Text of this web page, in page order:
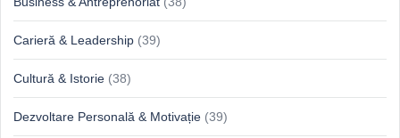
Carieră & Leadership (39)
Cultură & Istorie (38)
Dezvoltare Personală & Motivație (39)